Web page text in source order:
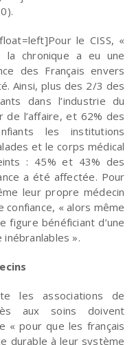
le CISS, «
la chronique a eu une
des Français envers
Ainsi, plus des 2/3 des
dans l’industrie du
de l’affaire, et 62% des
les institutions
et le corps médical
: 45% et 43% des
a été affectée. Pour
leur propre médecin
« alors même
figure bénéficiant d’une
».
les associations de
aux soins doivent
« pour que les français
durable à leur système